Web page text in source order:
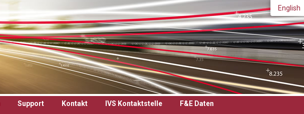
English
Support Kontakt IVS Kontaktstelle
F&E Daten